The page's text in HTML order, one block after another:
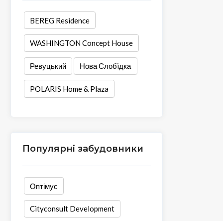
BEREG Residence
WASHINGTON Concept House
Ревуцький Нова Слобiдка
POLARIS Home & Plaza
Популярні забудовники
Оптімус
Cityconsult Development